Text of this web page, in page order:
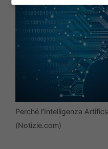
Perché l’Intelligenza
(Notizie.com)